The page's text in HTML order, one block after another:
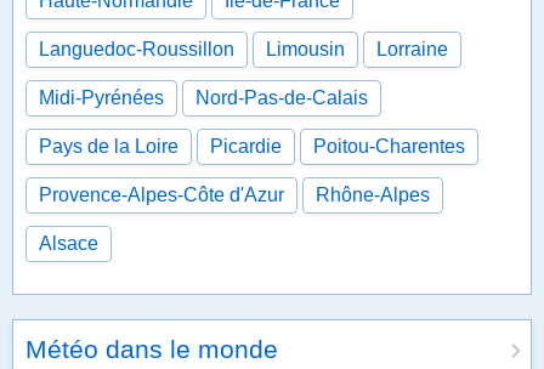
Languedoc-Roussillon Limousin Lorraine
Midi-Pyrénées Nord-Pas-de-Calais
Pays de la Loire Picardie Poitou-Charentes
Provence-Alpes-Côte d'Azur Rhône-Alpes
Alsace
Météo dans le monde